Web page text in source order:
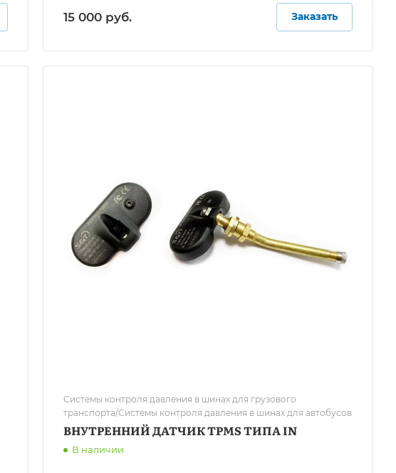
15 000 руб. Заказать
Системы контроля давления в шинах для грузового
транспорта/Системы контроля давления в шинах для автобусов
ВНУТРЕННИЙ ДАТЧИК TPMS ТИПА IN
В наличии